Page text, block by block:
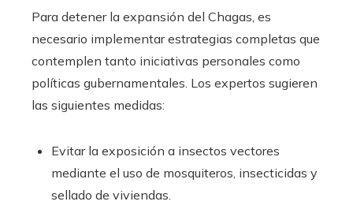
Para detener la expansión del Chagas, es
necesario implementar estrategias completas que
contemplen tanto iniciativas personales como
políticas gubernamentales. Los expertos sugieren
las siguientes medidas:
Evitar la exposición a insectos vectores
mediante el uso de mosquiteros, insecticidas y
sellado de viviendas.